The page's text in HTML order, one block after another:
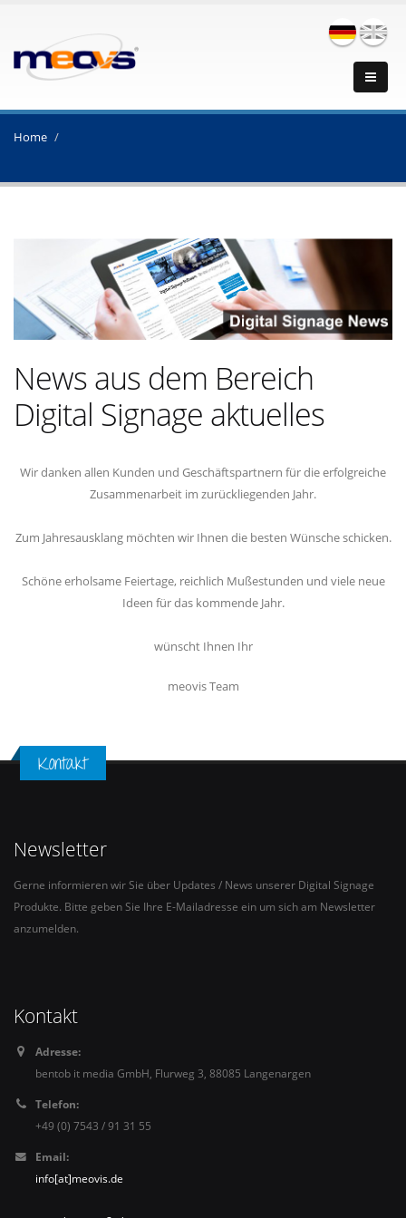
Home
News aus dem Bereich
Digital Signage aktuelles
Wir danken allen Kunden und Geschäftspartnern für die erfolgreiche
Zusammenarbeit im zurückliegenden Jahr.
Zum Jahresausklang möchten wir Ihnen die besten Wünsche schicken.
Schöne erholsame Feiertage, reichlich Mußestunden und viele neue
Ideen für das kommende Jahr.
wünscht Ihnen Ihr
meovis Team
Kontakt
Newsletter
Gerne informieren wir Sie über Updates / News unserer Digital Signage
Produkte. Bitte geben Sie Ihre E-Mailadresse ein um sich am Newsletter
anzumelden.
Kontakt
Adresse:
bentob it media GmbH, Flurweg 3, 88085 Langenargen
Telefon:
+49 (0) 7543 / 91 31 55
Email:
info[at]meovis.de